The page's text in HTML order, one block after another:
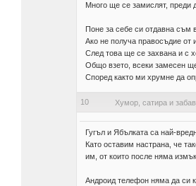
Много ще се замислят, преди
Поне за себе си отдавна съм
Ако не получа правосъдие от
След това ще се захвана и с
Общо взето, всеки замесен
Според както ми хрумне да
10 Хумор, сатира и
Гугъл и Ябълката са най-
Като оставим настрана, че
им, от които после няма
Андроид телефон няма да си